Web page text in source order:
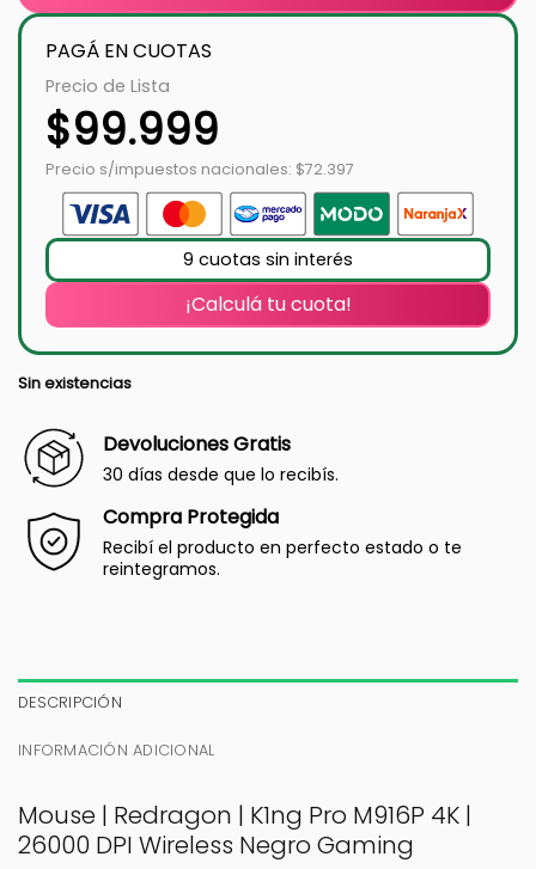
PAGÁ EN CUOTAS
Precio de Lista
$99.999
Precio s/impuestos nacionales: $72.397
9 cuotas sin interés
¡Calculá tu cuota!
Sin existencias
Devoluciones Gratis
30 días desde que lo recibís.
Compra Protegida
Recibí el producto en perfecto estado o te
reintegramos.
DESCRIPCIÓN
INFORMACIÓN ADICIONAL
Mouse | Redragon | K1ng Pro M916P 4K |
26000 DPI Wireless Negro Gaming